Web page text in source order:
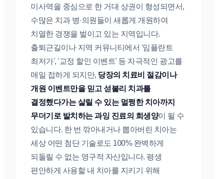
미사역을 중심으로 한 거대 상권이 형성되면서,
수많은 치과 병·의원들이 새롭게 개원하여
치열한 경쟁을 벌이고 있는 지역입니다.
출퇴근길이나 지역 커뮤니티에서 '임플란트
최저가', '교정 할인 이벤트' 등 자극적인 광고를
매일 접하게 되지만, 당장의 치료비 절감이나
개원 이벤트만을 믿고 섣불리 치과를
결정했다가는 살릴 수 있는 멀쩡한 치아까지
무더기로 발치하는 과잉 진료의 희생양이 될 수
있습니다. 한 번 깎아내거나 뽑아버린 치아는
세상 어떤 첨단 기술로도 100% 완벽하게
되돌릴 수 없는 영구적 자산입니다. 평생
편안하게 사용할 내 치아를 지키기 위해